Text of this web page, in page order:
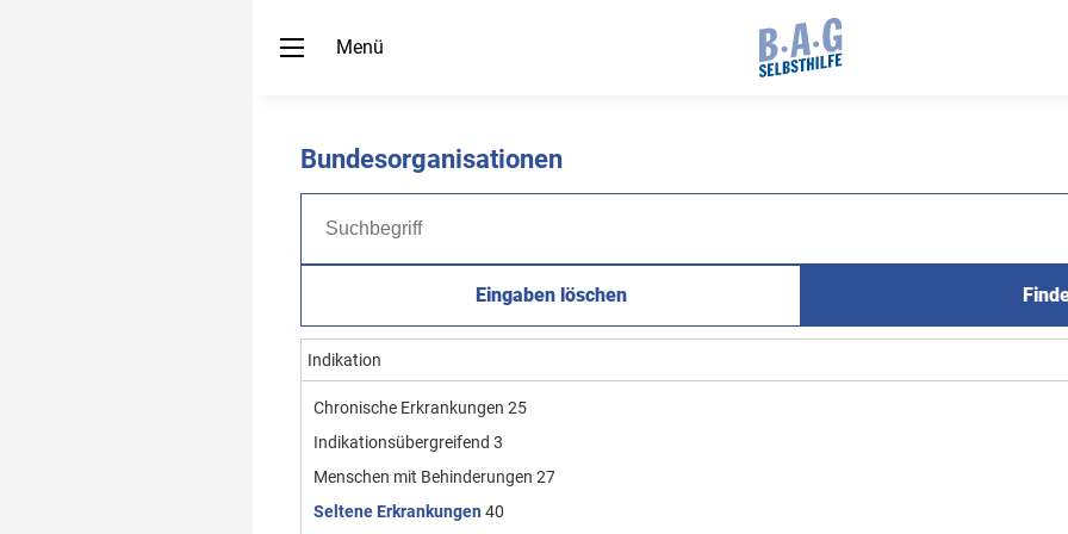
Menü
Bundesorganisationen
Eingaben löschen
Indikation
Chronische Erkrankungen 25
Indikationsübergreifend 3
Menschen mit Behinderungen 27
Seltene Erkrankungen 40